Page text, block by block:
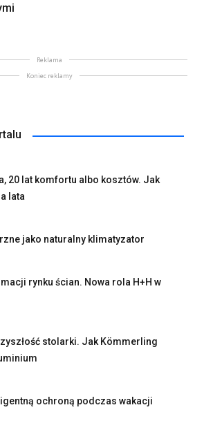
Reklama
Koniec reklamy
20 lat komfortu albo kosztów. Jak
lata
jako naturalny klimatyzator
rynku ścian. Nowa rola H+H w
stolarki. Jak Kömmerling
ochroną podczas wakacji